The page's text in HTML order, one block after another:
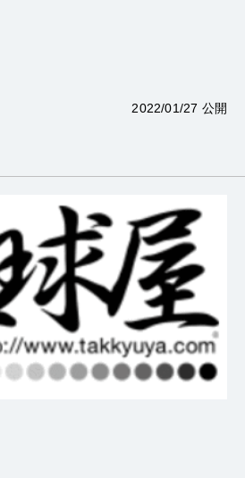
2022/01/27 公開